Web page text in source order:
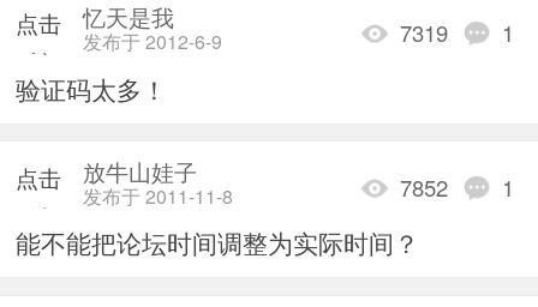
点击
重新
加载
7319 1
忆天是我
发布于 2012-6-9
验证码太多！
点击
重新
加载
7852 1
放牛山娃子
发布于 2011-11-8
能不能把论坛时间调整为实际时间？